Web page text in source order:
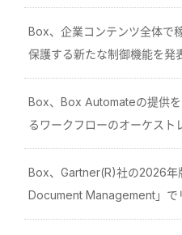
Box、企業コンテンツ全体で
保護する新たな制御機能を発
Box、Box Automateの提供
るワークフローのオーケスト
Box、Gartner(R)社の2026
Document Management」で